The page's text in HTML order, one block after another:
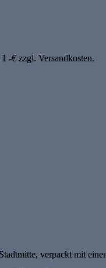
-€ zzgl. Versandkosten.
verpackt mit